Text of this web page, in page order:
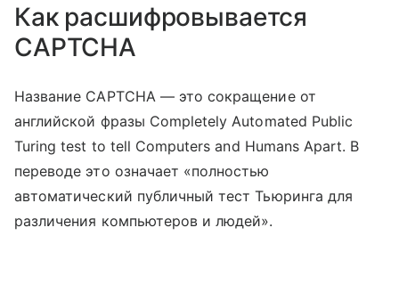
Как расшифровывается
CAPTCHA
Название CAPTCHA — это сокращение от
английской фразы Completely Automated Public
Turing test to tell Computers and Humans Apart. В
переводе это означает «полностью
автоматический публичный тест Тьюринга для
различения компьютеров и людей».